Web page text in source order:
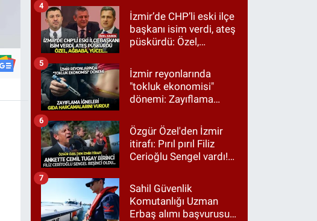
etmedik"
İzmir’de CHP’li eski ilçe
başkanı isim verdi, ateş
püskürdü: Özel,
4
İzmir reyonlarında
"tokluk ekonomisi"
dönemi: Zayıflama
harcamalarını vurdu!
5
Özgür Özel'den İzmir
itirafı: Pırıl pırıl Filiz
Cerioğlu Sengel vardı!
Tugay birinci çıktı
6
Sahil Güvenlik
Komutanlığı Uzman
Erbaş alımı başvurusu
7